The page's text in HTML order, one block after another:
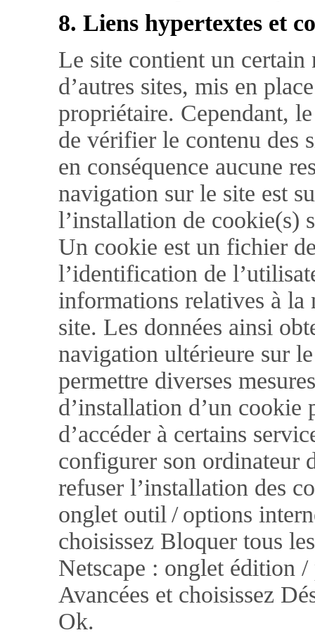
8. Liens hypertextes et
Le site contient un certain
d’autres sites, mis en
propriétaire. Cependant,
de vérifier le contenu des
en conséquence aucune
navigation sur le site est
l’installation de cookie(s)
Un cookie est un fichier
l’identification de
informations relatives à la
site. Les données ainsi
navigation ultérieure sur
permettre diverses
d’installation d’un cookie
d’accéder à certains
configurer son ordinateur
refuser l’installation des
onglet outil / options
choisissez Bloquer tous
Netscape : onglet édition
Avancées et choisissez
Ok.